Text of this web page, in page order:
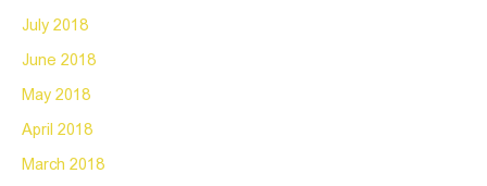
July 2018
June 2018
May 2018
April 2018
March 2018